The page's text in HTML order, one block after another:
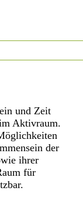
und Zeit
Aktivraum.
der
ihrer
für